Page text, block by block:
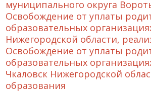
муниципального округа
Освобождение от уплаты
образовательных
Нижегородской области,
Освобождение от уплаты
образовательных
Чкаловск Нижегородской
образования